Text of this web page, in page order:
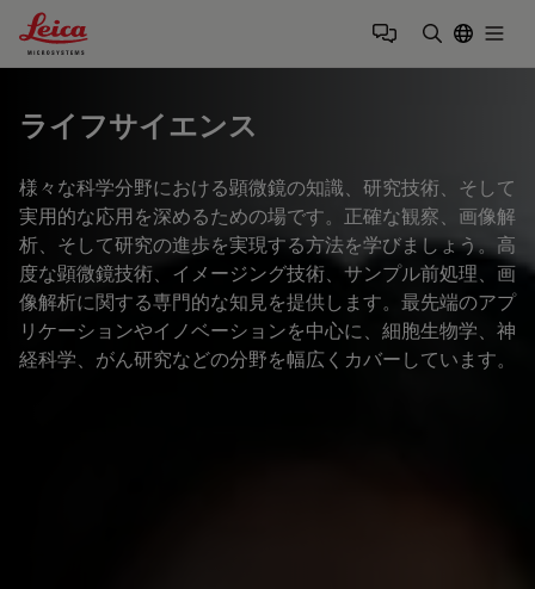
Leica Microsystems Logo
ライフサイエンス
様々な科学分野における顕微鏡の知識、研究技術、そして
実用的な応用を深めるための場です。正確な観察、画像解
析、そして研究の進歩を実現する方法を学びましょう。高
度な顕微鏡技術、イメージング技術、サンプル前処理、画
像解析に関する専門的な知見を提供します。最先端のアプ
リケーションやイノベーションを中心に、細胞生物学、神
経科学、がん研究などの分野を幅広くカバーしています。